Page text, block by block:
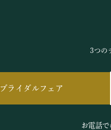
3つの
ブライダルフェア
お電話